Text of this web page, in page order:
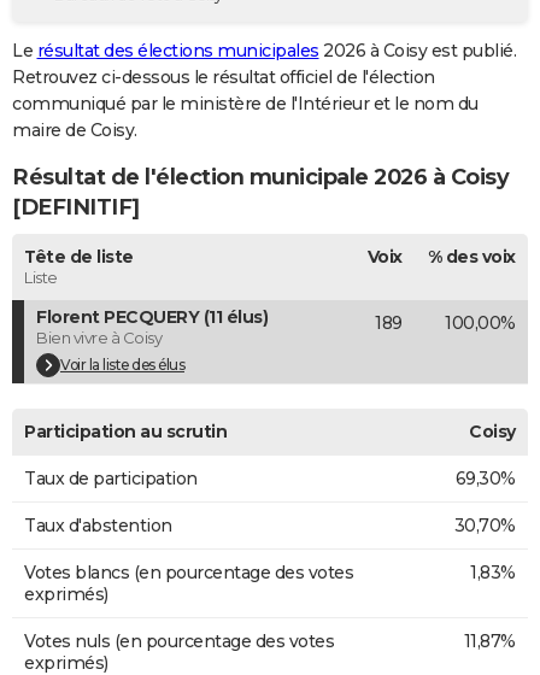
GUIDES D'ACHAT
BONS PLANS
CARTE DE VOEUX
Carte de Noël
Carte Bonne année
Carte Saint-Valentin
Carte Pâques
Carte d'anniversaire
DICTIONNAIRE
Dictionnaire
Biographies
Citations
Expressions
Proverbes
PROGRAMME TV
COPAINS D'AVANT
S'inscrire
Se connecter
Lycées
Collèges
Primaires
Universités
Entreprises
Service militaire
Avis de recherche
AVIS DE DÉCÈS
FORUM
Le résultat des élections municipales 2026 à Coisy est publié.
Retrouvez ci-dessous le résultat officiel de l'élection
communiqué par le ministère de l'Intérieur et le nom du
maire de Coisy.
Résultat de l'élection municipale 2026 à Coisy
[DEFINITIF]
Tête de liste
Liste
Voix % des voix
Florent PECQUERY (11 élus)
Bien vivre à Coisy
Voir la liste des élus
189 100,00%
Participation au scrutin Coisy
Taux de participation 69,30%
Taux d'abstention 30,70%
Votes blancs (en pourcentage des votes
exprimés)
1,83%
Votes nuls (en pourcentage des votes
exprimés)
11,87%